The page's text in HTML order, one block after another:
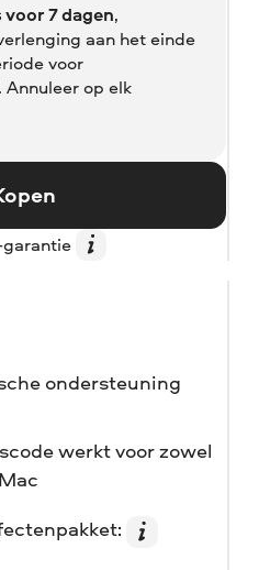
7 dagen,
aan het einde
voor
op elk
ondersteuning
werkt voor zowel